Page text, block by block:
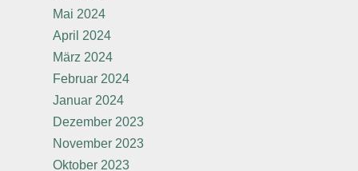
Mai 2024
April 2024
März 2024
Februar 2024
Januar 2024
Dezember 2023
November 2023
Oktober 2023